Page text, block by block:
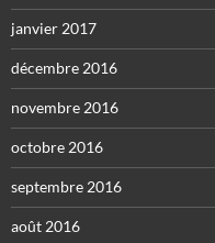
janvier 2017
décembre 2016
novembre 2016
octobre 2016
septembre 2016
août 2016